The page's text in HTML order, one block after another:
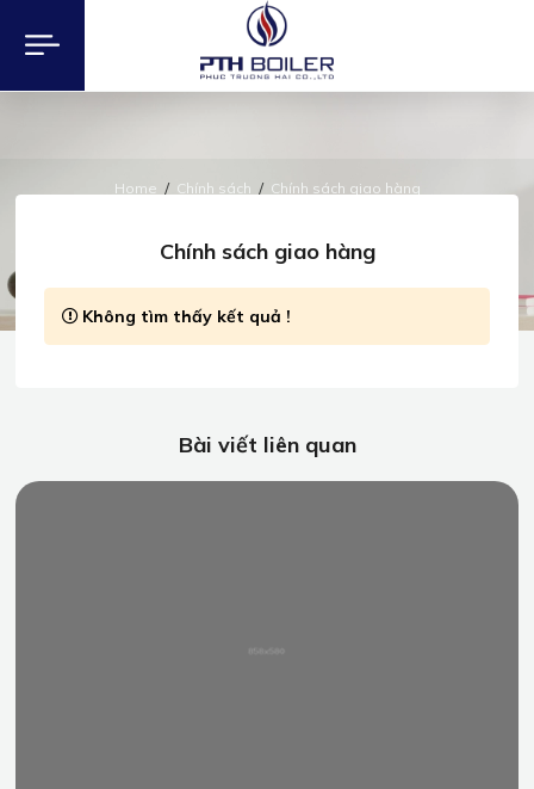
Home Chính sách Chính sách giao hàng
CHÍNH SÁCH
Chính sách giao hàng
Không tìm thấy kết quả !
Bài viết liên quan